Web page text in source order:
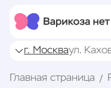
г. Москваул.
Главная страница